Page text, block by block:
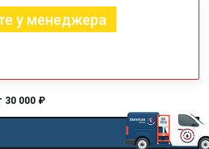
у менеджера
30 000 ₽